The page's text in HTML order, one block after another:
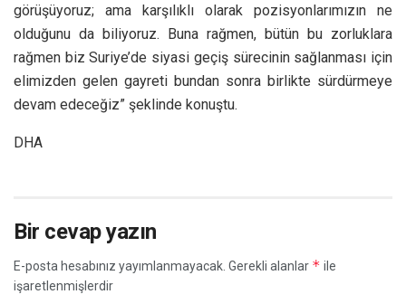
görüşüyoruz; ama karşılıklı olarak pozisyonlarımızın ne
olduğunu da biliyoruz. Buna rağmen, bütün bu zorluklara
rağmen biz Suriye’de siyasi geçiş sürecinin sağlanması için
elimizden gelen gayreti bundan sonra birlikte sürdürmeye
devam edeceğiz” şeklinde konuştu.
DHA
Bir cevap yazın
E-posta hesabınız yayımlanmayacak. Gerekli alanlar * ile
işaretlenmişlerdir